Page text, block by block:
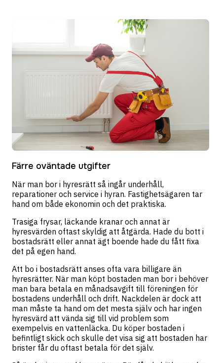
Färre oväntade utgifter
När man bor i hyresrätt så ingår underhåll,
reparationer och service i hyran. Fastighetsägaren tar
hand om både ekonomin och det praktiska.
Trasiga frysar, läckande kranar och annat är
hyresvärden oftast skyldig att åtgärda. Hade du bott i
bostadsrätt eller annat ägt boende hade du fått fixa
det på egen hand.
Att bo i bostadsrätt anses ofta vara billigare än
hyresrätter. När man köpt bostaden man bor i behöver
man bara betala en månadsavgift till föreningen för
bostadens underhåll och drift. Nackdelen är dock att
man måste ta hand om det mesta själv och har ingen
hyresvärd att vända sig till vid problem som
exempelvis en vattenläcka. Du köper bostaden i
befintligt skick och skulle det visa sig att bostaden har
brister får du oftast betala för det själv.